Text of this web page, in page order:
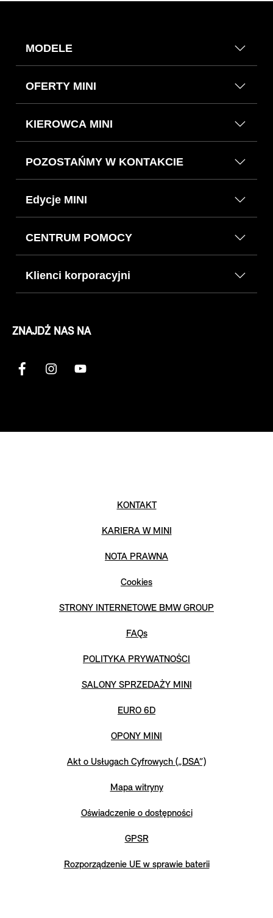
MODELE
OFERTY MINI
KIEROWCA MINI
POZOSTAŃMY W KONTAKCIE
Edycje MINI
CENTRUM POMOCY
Klienci korporacyjni
ZNAJDŹ NAS NA
KONTAKT
KARIERA W MINI
NOTA PRAWNA
Cookies
STRONY INTERNETOWE BMW GROUP
FAQs
POLITYKA PRYWATNOŚCI
SALONY SPRZEDAŻY MINI
EURO 6D
OPONY MINI
Akt o Usługach Cyfrowych („DSA”)
Mapa witryny
Oświadczenie o dostępności
GPSR
Rozporządzenie UE w sprawie baterii